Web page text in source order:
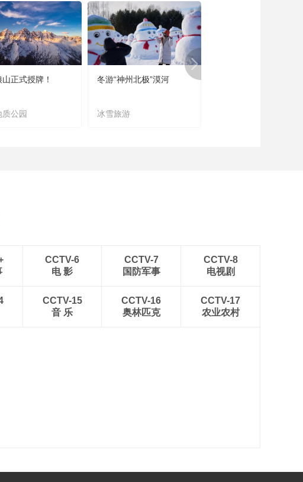
正式授牌！
公园
冬游“神州北极”漠河
冰雪旅游
CCTV-6
电 影
CCTV-7
国防军事
CCTV-8
电视剧
CCTV-15
音 乐
CCTV-16
奥林匹克
CCTV-17
农业农村